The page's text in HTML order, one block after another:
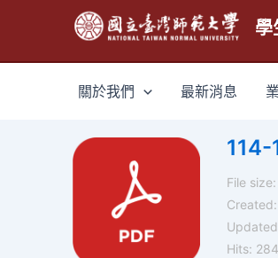
主
學
關於我們 最新消息
114-
File
Hits: